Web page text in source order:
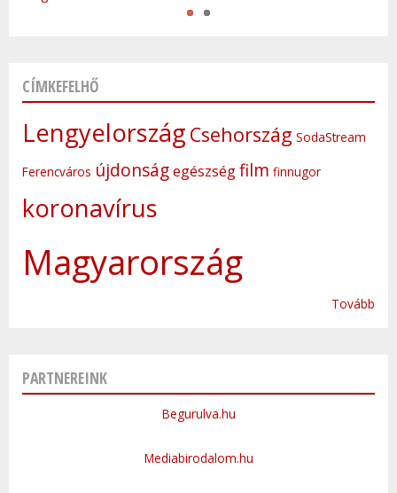
CÍMKEFELHŐ
Lengyelország Csehország SodaStream
Ferencváros újdonságegészségfilm finnugor
koronavírus
Magyarország
Tovább
PARTNEREINK
Begurulva.hu
Mediabirodalom.hu